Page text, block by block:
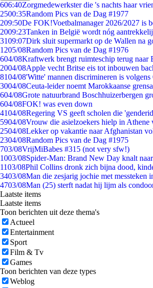
606:40Zorgmedewerkster die 's nachts haar
2500:35Random Pics van de Dag #1977
209:50De FOK!Voetbalmanager 2026/2027 is
2009:23Tanken in België wordt nóg
3109:07Dirk sluit supermarkt op de Wallen na
1205/08Random Pics van de Dag #1976
604/08Kraftwerk brengt ruimteschip terug naar
2004/08Apple vecht Britse eis tot inbouwen
8104/08'Witte' mannen discrimineren is
3004/08Ceuta-leider noemt Marokkaanse
604/08Grote natuurbrand Boschhuizerbergen
604/08FOK! was even down
4104/08Regering VS geeft scholen die
5904/08Vrouw die asielzoekers hielp in Athene
2504/08Lekker op vakantie naar Afghanistan
2304/08Random Pics van de Dag #1975
703/08VrijMiBabes #315 (not very sfw!)
1003/08Spider-Man: Brand New Day knalt
1103/08Phil Collins dronk zich bijna dood,
3403/08Man die zesjarig jochie met
4703/08Man (25) sterft nadat hij lijm als
Laatste items
Laatste items
Toon berichten uit deze thema's
Actueel
Entertainment
Sport
Film & Tv
Games
Toon berichten van deze types
Weblog